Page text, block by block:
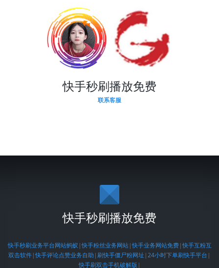
快手秒刷播放免费
联系客服
快手秒刷播放免费
快手秒刷业务平台网站蚂蚁 |快手粉丝业务网站|快手业务网站免费|快手互粉互
双击软件|快手评论点赞业务自助 | 刷快手僵尸粉网址 |24小时下单刷快手平台 |
快手刷双击手机破解版 |